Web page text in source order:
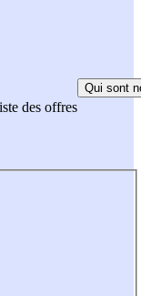
des offres
Qui sont